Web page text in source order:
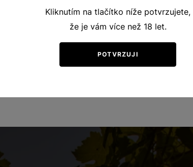
Kliknutím na tlačítko níže potvrzujete,
že je vám více než 18 let.
POTVRZUJI